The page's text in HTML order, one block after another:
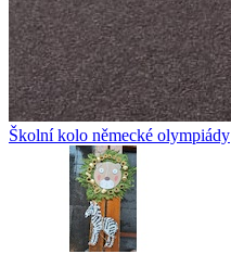
Školní kolo německé olympiády